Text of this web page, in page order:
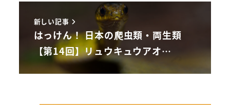
新しい記事
はっけん！ 日本の爬虫類・両生類
【第14回】リュウキュウアオ…